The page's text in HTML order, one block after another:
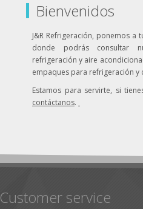
Bienvenidos
J&R Refrigeración, ponemos
donde podrás consultar
refrigeración y aire
empaques para refrigeración y
Estamos para servirte, si
contáctanos.
Customer service